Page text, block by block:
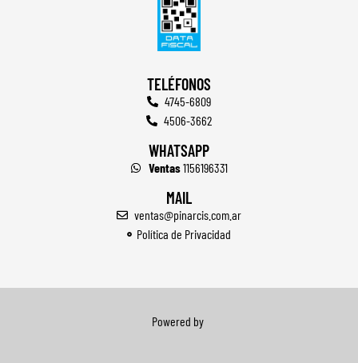
TELÉFONOS
4745-6809
4506-3662
WHATSAPP
Ventas1156196331
MAIL
ventas@pinarcis.com.ar
Política de Privacidad
Powered by